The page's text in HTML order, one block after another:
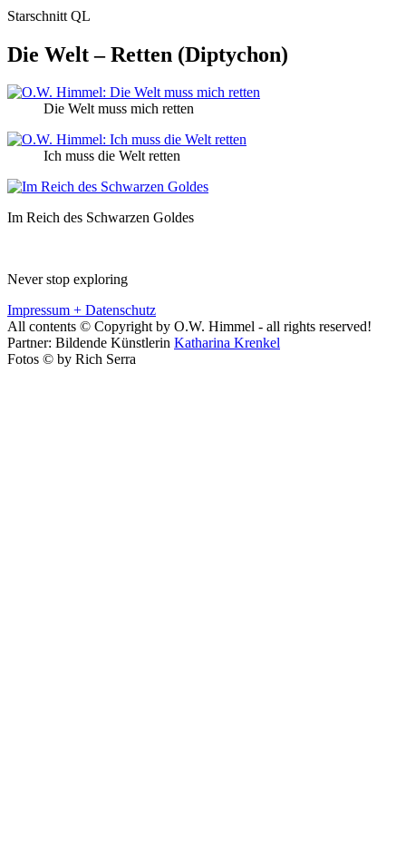
Starschnitt QL
Die Welt – Retten (Diptychon)
Die Welt muss mich retten
Ich muss die Welt retten
Im Reich des Schwarzen Goldes
Never stop exploring
Impressum + Datenschutz
All contents © Copyright by O.W. Himmel - all rights reserved!
Partner: Bildende Künstlerin Katharina Krenkel
Fotos © by Rich Serra